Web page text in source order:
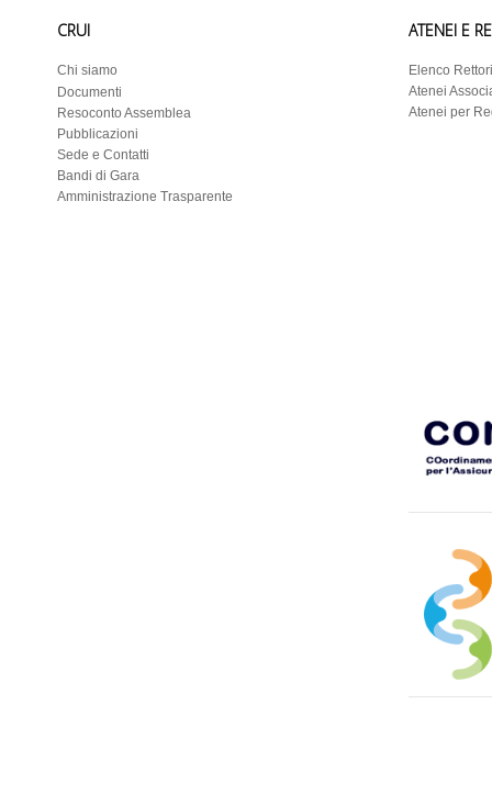
CRUI
Chi siamo
Documenti
Resoconto Assemblea
Pubblicazioni
Sede e Contatti
Bandi di Gara
Amministrazione Trasparente
ATENEI E
Elenco Rettori
Atenei
Atenei per